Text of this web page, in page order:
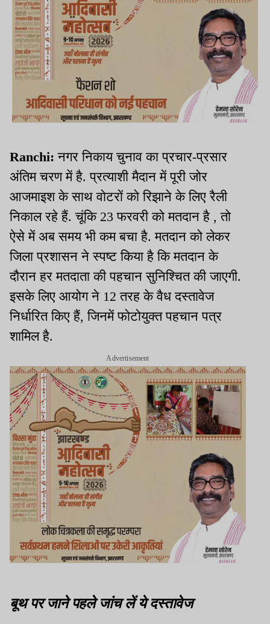
Ranchi: नगर निकाय चुनाव का प्रचार-प्रसार
अंतिम चरण में है. प्रत्याशी मैदान में पूरी जोर
आजमाइश के साथ वोटरों को रिझाने के लिए रैली
निकाल रहे हैं. चूंकि 23 फरवरी को मतदान है , तो
ऐसे में अब समय भी कम बचा है. मतदान को लेकर
जिला प्रशासन ने स्पष्ट किया है कि मतदान के
दौरान हर मतदाता की पहचान सुनिश्चित की जाएगी.
इसके लिए आयोग ने 12 तरह के वैध दस्तावेज
निर्धारित किए हैं, जिनमें फोटोयुक्त पहचान पत्र
शामिल है.
Advertisement
बूथ पर जाने पहले जांच लें ये दस्तावेज